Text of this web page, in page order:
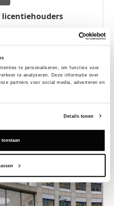
te personaliseren, om functies voor
te analyseren. Deze informatie over
partners voor social media, adverteren en
Details tonen
licentiehouders
betrokken zijn bij dit nieuws.
voor licentiehouders van
demo aan
Terug